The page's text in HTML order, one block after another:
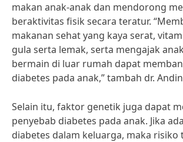
makan anak-anak dan mendorong
beraktivitas fisik secara teratur.
makanan sehat yang kaya serat,
gula serta lemak, serta mengajak
bermain di luar rumah dapat
diabetes pada anak,” tambah dr.
Selain itu, faktor genetik juga dapat
penyebab diabetes pada anak. Jika
diabetes dalam keluarga, maka risiko